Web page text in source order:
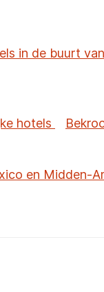
in de buurt
hotels
en Midden-